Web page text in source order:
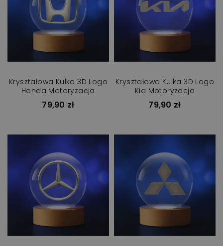
Kryształowa Kulka 3D Logo
Honda Motoryzacja
79,90 zł
Kryształowa Kulka 3D Logo
Kia Motoryzacja
79,90 zł